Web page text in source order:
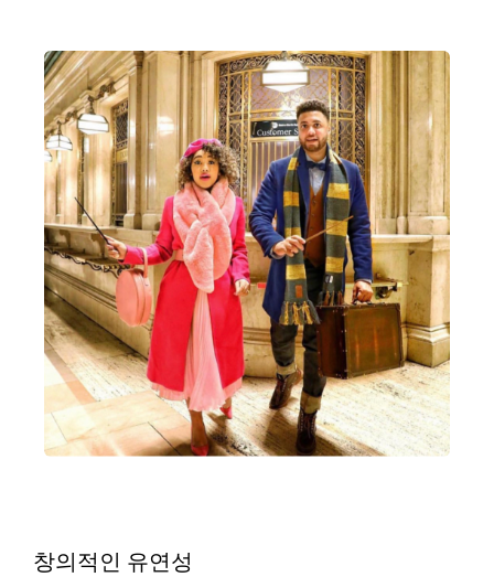
창의적인 유연성